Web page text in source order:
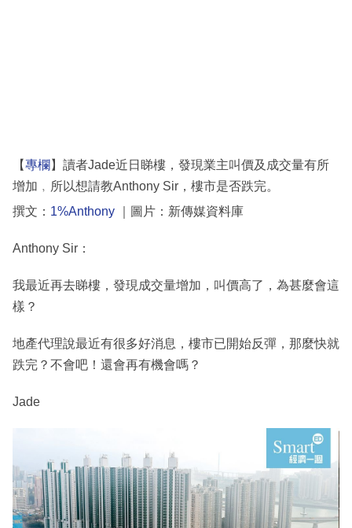
區
【專欄 】讀者Jade近日睇樓，發現業主叫價及成交量有所
增加﹐所以想請教Anthony Sir，樓市是否跌完。
撰文： 1%Anthony ｜圖片：新傳媒資料庫
Anthony Sir：
我最近再去睇樓，發現成交量增加，叫價高了，為甚麼會這
樣？
地產代理說最近有很多好消息，樓市已開始反彈，那麼快就
跌完？不會吧！還會再有機會嗎？
Jade